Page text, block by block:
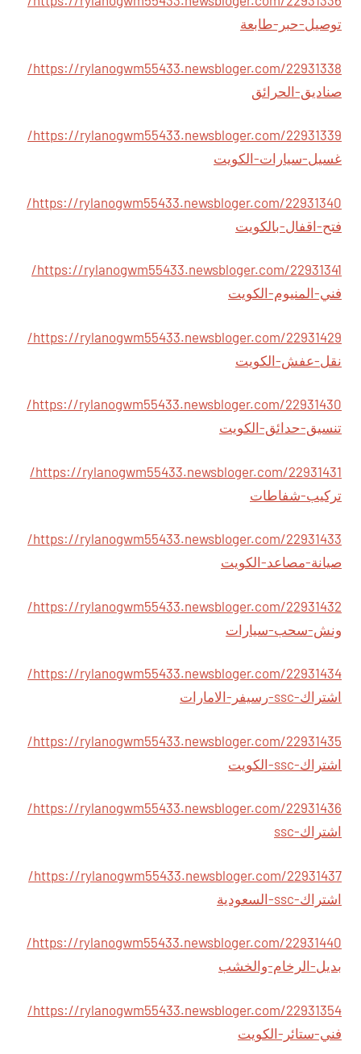
توصيل-حبر-طابعة
https://rylanogwm55433.newsbloger.com/22931338/
صناديق-الحرائق
https://rylanogwm55433.newsbloger.com/22931339/
غسيل-سيارات-الكويت
https://rylanogwm55433.newsbloger.com/22931340/
فتح-اقفال-بالكويت
https://rylanogwm55433.newsbloger.com/22931341/
فني-المنيوم-الكويت
https://rylanogwm55433.newsbloger.com/22931429/
نقل-عفش-الكويت
https://rylanogwm55433.newsbloger.com/22931430/
تنسيق-حدائق-الكويت
https://rylanogwm55433.newsbloger.com/22931431/
تركيب-شفاطات
https://rylanogwm55433.newsbloger.com/22931433/
صيانة-مصاعد-الكويت
https://rylanogwm55433.newsbloger.com/22931432/
ونش-سحب-سيارات
https://rylanogwm55433.newsbloger.com/22931434/
اشتراك-ssc-رسيفر-الامارات
https://rylanogwm55433.newsbloger.com/22931435/
اشتراك-ssc-الكويت
https://rylanogwm55433.newsbloger.com/22931436/
اشتراك-ssc
https://rylanogwm55433.newsbloger.com/22931437/
اشتراك-ssc-السعودية
https://rylanogwm55433.newsbloger.com/22931440/
بديل-الرخام-والخشب
https://rylanogwm55433.newsbloger.com/22931354/
فني-ستائر-الكويت